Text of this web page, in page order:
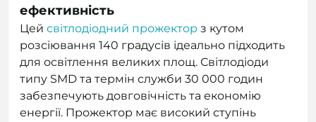
ефективність
Цей світлодіодний прожектор з кутом
розсіювання 140 градусів ідеально підходить
для освітлення великих площ. Світлодіоди
типу SMD та термін служби 30 000 годин
забезпечують довговічність та економію
енергії. Прожектор має високий ступінь